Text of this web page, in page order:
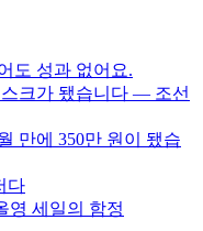
도 성과 없어요.
크가 됐습니다 — 조선
만에 350만 원이 됐습
다
영 세일의 함정